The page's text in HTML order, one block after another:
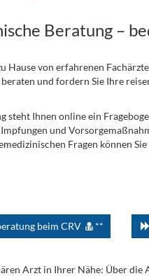
Beratung –
Hause von erfahrenen
und fordern Sie Ihre
steht Ihnen online ein
und
Fragen können Sie
beim CRV **
Arzt in Ihrer Nähe: Über die